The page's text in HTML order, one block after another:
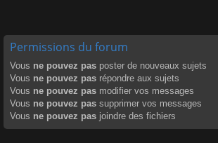
Permissions du forum
Vous ne pouvez pas poster de nouveaux sujets
Vous ne pouvez pas répondre aux sujets
Vous ne pouvez pas modifier vos messages
Vous ne pouvez pas supprimer vos messages
Vous ne pouvez pas joindre des fichiers